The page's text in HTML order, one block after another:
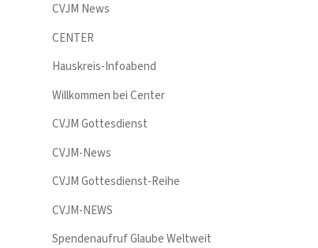
CVJM News
CENTER
Hauskreis-Infoabend
Willkommen bei Center
CVJM Gottesdienst
CVJM-News
CVJM Gottesdienst-Reihe
CVJM-NEWS
Spendenaufruf Glaube Weltweit